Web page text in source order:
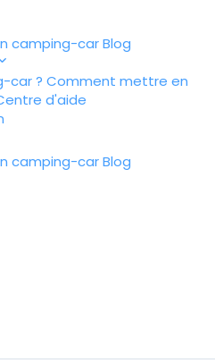
camping-carBlog
car ? Comment mettre en
d'aide
camping-carBlog